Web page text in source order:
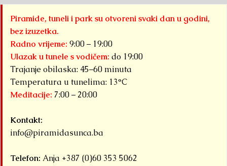
Piramide, tuneli i park su otvoreni svaki dan u godini,
bez izuzetka.
Radno vrijeme: 9:00 – 19:00
Ulazak u tunele s vodičem: do 19:00
Trajanje obilaska: 45–60 minuta
Temperatura u tunelima: 13°C
Meditacije: 7:00 – 20:00
Kontakt:
info@piramidasunca.ba
Telefon: Anja +387 (0)60 353 5062